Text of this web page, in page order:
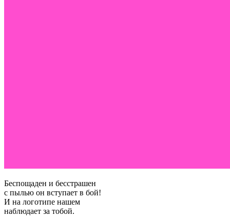
Беспощаден и бесстрашен
с пылью он вступает в бой!
И на логотипе нашем
наблюдает за тобой.